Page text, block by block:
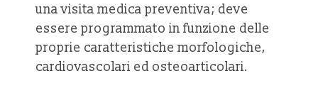
una visita medica preventiva; deve
essere programmato in funzione delle
proprie caratteristiche morfologiche,
cardiovascolari ed osteoarticolari.